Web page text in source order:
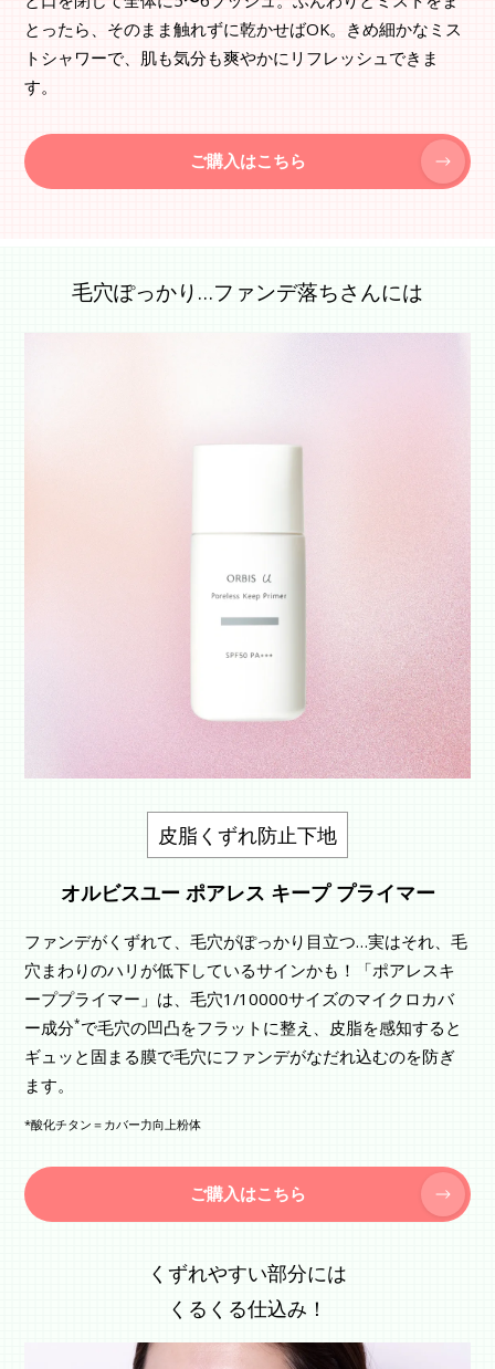
とったら、そのまま触れずに乾かせばOK。きめ細かなミス
トシャワーで、肌も気分も爽やかにリフレッシュできま
す。
ご購入はこちら
毛穴ぽっかり…ファンデ落ちさんには
皮脂くずれ防止下地
オルビスユー ポアレス キープ プライマー
ファンデがくずれて、毛穴がぽっかり目立つ…実はそれ、毛
穴まわりのハリが低下しているサインかも！「ポアレスキ
ーププライマー」は、毛穴1/10000サイズのマイクロカバ
ー成分*で毛穴の凹凸をフラットに整え、皮脂を感知すると
ギュッと固まる膜で毛穴にファンデがなだれ込むのを防ぎ
ます。
*酸化チタン＝カバー力向上粉体
ご購入はこちら
くずれやすい部分には
くるくる仕込み！